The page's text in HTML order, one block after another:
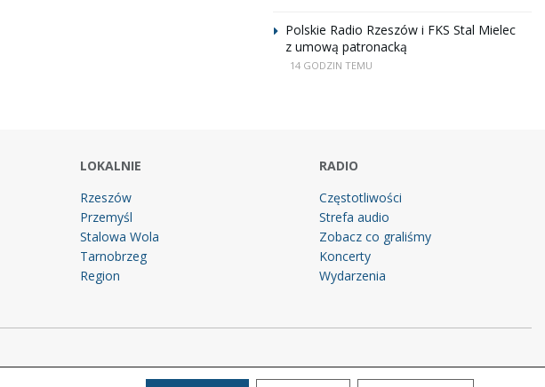
Polskie Radio Rzeszów i FKS Stal Mielec
z umową patronacką
14 GODZIN TEMU
LOKALNIE
Rzeszów
Przemyśl
Stalowa Wola
Tarnobrzeg
Region
RADIO
Częstotliwości
Strefa audio
Zobacz co graliśmy
Koncerty
Wydarzenia